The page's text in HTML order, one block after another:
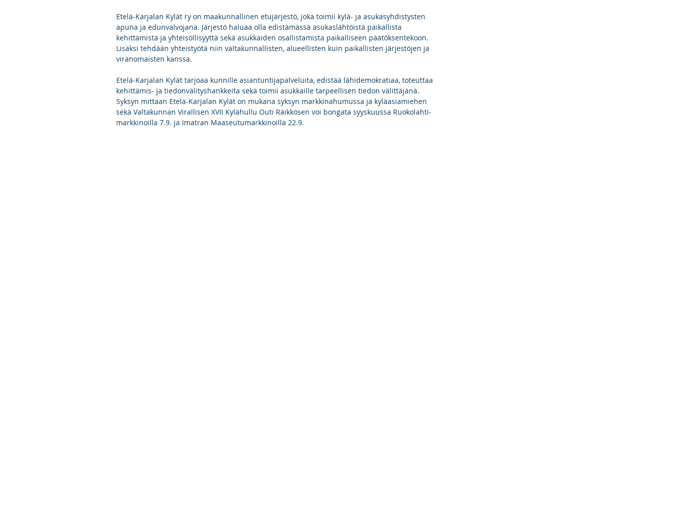
Etelä-Karjalan Kylät ry on maakunnallinen etujärjestö, joka toimii kylä- ja asukasyhdistysten
apuna ja edunvalvojana. Järjestö haluaa olla edistämässä asukaslähtöistä paikallista
kehittämistä ja yhteisöllisyyttä sekä asukkaiden osallistamista paikalliseen päätöksentekoon.
Lisäksi tehdään yhteistyötä niin valtakunnallisten, alueellisten kuin paikallisten järjestöjen ja
viranomaisten kanssa.
Etelä-Karjalan Kylät tarjoaa kunnille asiantuntijapalveluita, edistää lähidemokratiaa, toteuttaa
kehittämis- ja tiedonvälityshankkeita sekä toimii asukkaille tarpeellisen tiedon välittäjänä.
Syksyn mittaan Etelä-Karjalan Kylät on mukana syksyn markkinahumussa ja kyläasiamiehen
sekä Valtakunnan Virallisen XVII Kylähullu Outi Räikkösen voi bongata syyskuussa Ruokolahti-
markkinoilla 7.9. ja Imatran Maaseutumarkkinoilla 22.9.